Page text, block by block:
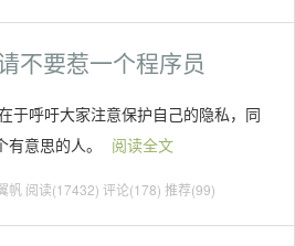
不要惹一个程序员
于呼吁大家注意保护自己的隐私，同
意思的人。
阅读全文
帆 阅读(17432) 评论(178) 推荐(99)